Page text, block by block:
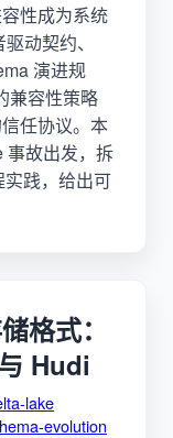
性成为系统
动契约、
演进规
兼容性策略
任协议。本
事故出发，拆
践，给出可
格式：
Hudi
lake
evolution